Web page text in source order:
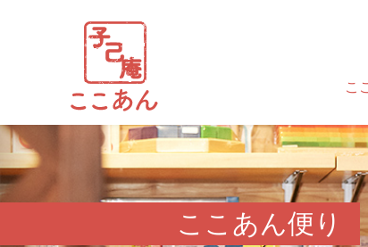
こ
ここあん便り